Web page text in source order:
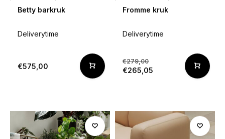
Betty barkruk
Deliverytime
€575,00
Fromme kruk
Deliverytime
€279,00
€265,05